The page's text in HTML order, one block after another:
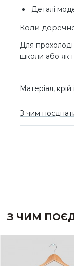
Деталі
Коли
Для
школи або як
Матеріал, крій
З чим
З ЧИМ